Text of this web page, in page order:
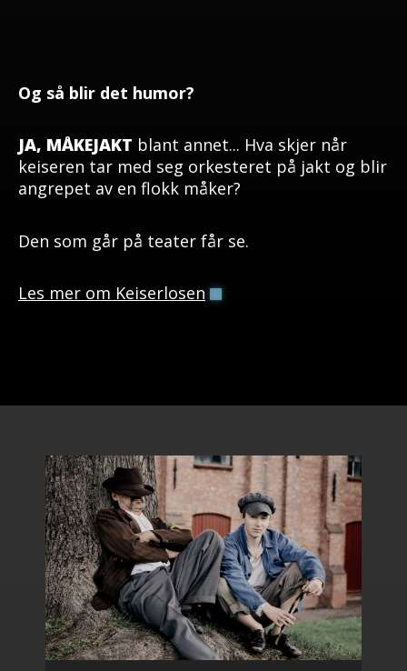
Og så blir det humor?
JA, MÅKEJAKT blant annet... Hva skjer når
keiseren tar med seg orkesteret på jakt og blir
angrepet av en flokk måker?
Den som går på teater får se.
Les mer om Keiserlosen